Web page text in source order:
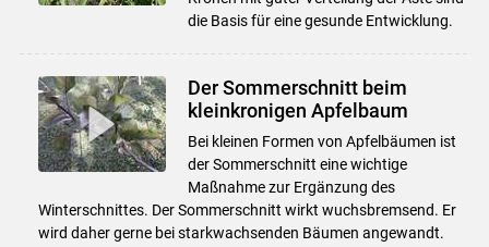
die Basis für eine gesunde Entwicklung.
Der Sommerschnitt beim
kleinkronigen Apfelbaum
Bei kleinen Formen von Apfelbäumen ist
der Sommerschnitt eine wichtige
Maßnahme zur Ergänzung des
Winterschnittes. Der Sommerschnitt wirkt wuchsbremsend. Er
wird daher gerne bei starkwachsenden Bäumen angewandt.